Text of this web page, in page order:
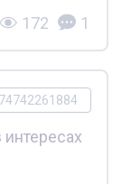
172 1